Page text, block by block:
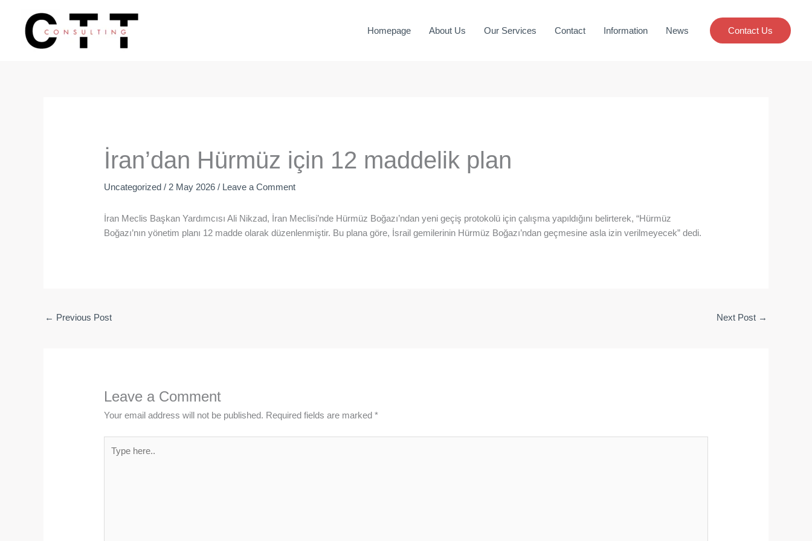
content
Homepage About Us Our Services Contact Information News Contact Us
İran’dan Hürmüz için 12 maddelik plan
Uncategorized / 2 May 2026/ Leave a Comment
İran Meclis Başkan Yardımcısı Ali Nikzad, İran Meclisi’nde Hürmüz Boğazı’ndan yeni geçiş protokolü için çalışma yapıldığını belirterek, “Hürmüz
Boğazı’nın yönetim planı 12 madde olarak düzenlenmiştir. Bu plana göre, İsrail gemilerinin Hürmüz Boğazı’ndan geçmesine asla izin verilmeyecek” dedi.
← Previous Post Next Post →
Leave a Comment
Your email address will not be published. Required fields are marked*
here..